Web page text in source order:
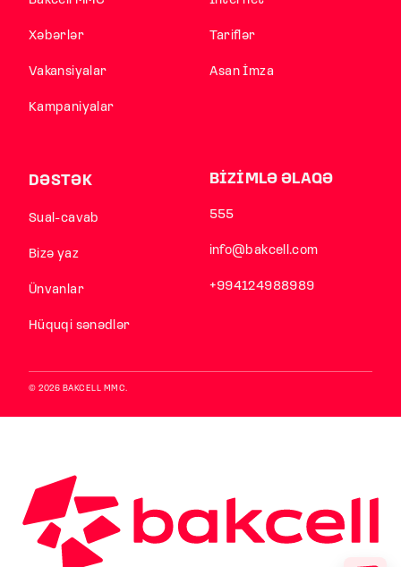
Xəbərlər
Vakansiyalar
Kampaniyalar
Tariflər
Asan İmza
DƏSTƏK
Sual-cavab
Bizə yaz
Ünvanlar
Hüquqi sənədlər
BİZİMLƏ ƏLAQƏ
555
info@bakcell.com
+994124988989
© 2026 BAKCELL MMC.